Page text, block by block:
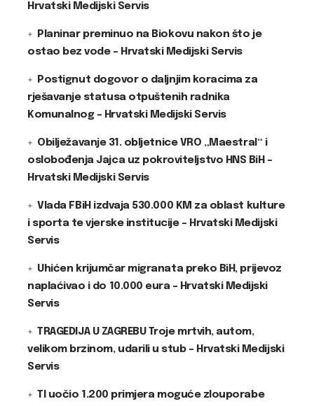
Hrvatski Medijski Servis
Planinar preminuo na Biokovu nakon što je
ostao bez vode – Hrvatski Medijski Servis
Postignut dogovor o daljnjim koracima za
rješavanje statusa otpuštenih radnika
Komunalnog – Hrvatski Medijski Servis
Obilježavanje 31. obljetnice VRO „Maestral“ i
oslobođenja Jajca uz pokroviteljstvo HNS BiH –
Hrvatski Medijski Servis
Vlada FBiH izdvaja 530.000 KM za oblast kulture
i sporta te vjerske institucije – Hrvatski Medijski
Servis
Uhićen krijumčar migranata preko BiH, prijevoz
naplaćivao i do 10.000 eura – Hrvatski Medijski
Servis
TRAGEDIJA U ZAGREBU Troje mrtvih, autom,
velikom brzinom, udarili u stub – Hrvatski Medijski
Servis
TI uočio 1.200 primjera moguće zlouporabe